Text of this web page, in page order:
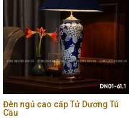
Đèn ngủ cao cấp Tử Dương Tú
Cầu